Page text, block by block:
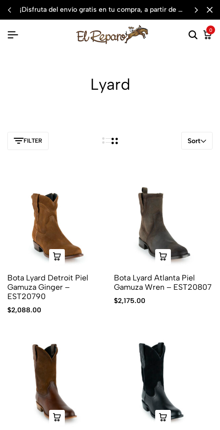
¡disfruta del envío gratis en tu compra, a partir de $3,000 mxn
0
Lyard
FILTER Sort
Bota Lyard Detroit Piel
Gamuza Ginger –
EST20790
$2,088.00
Bota Lyard Atlanta Piel
Gamuza Wren – EST20807
$2,175.00